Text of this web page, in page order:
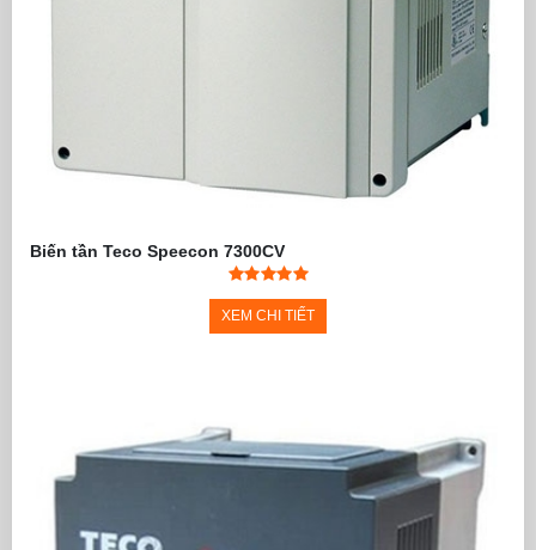
Biến tần Teco Speecon 7300CV
XEM CHI TIẾT